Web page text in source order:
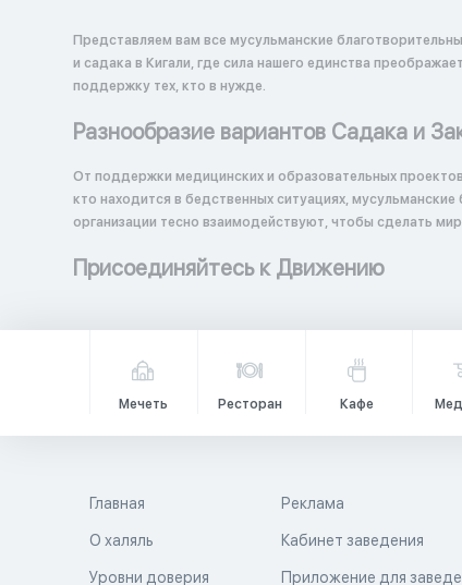
Представляем вам все мусульманские
и садака в Кигали, где сила нашего единства
поддержку тех, кто в нужде.
Разнообразие вариантов Садака и
От поддержки медицинских и образовательных
кто находится в бедственных ситуациях, мусульманские
организации тесно взаимодействуют, чтобы сделать
Присоединяйтесь к Движению
Мечеть Ресторан Кафе
Главная
О халяль
Уровни доверия
Реклама
Кабинет заведения
Приложение для